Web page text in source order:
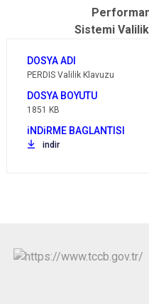
Sistemi Valilik
PERDIS Valilik Klavuzu
1851 KB
indir